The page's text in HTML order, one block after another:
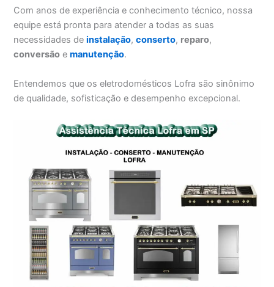
Com anos de experiência e conhecimento técnico, nossa
equipe está pronta para atender a todas as suas
necessidades deinstalação,conserto, reparo,
conversão emanutenção.
Entendemos que os eletrodomésticos Lofra são sinônimo
de qualidade, sofisticação e desempenho excepcional.